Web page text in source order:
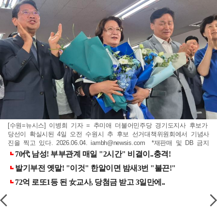
[수원=뉴시스] 이병희 기자 = 추미애 더불어민주당 경기도지사 후보가
당선이 확실시된 4일 오전 수원시 추 후보 선거대책위원회에서 기념사
진을 찍고 있다. 2026.06.04. iambh@newsis.com *재판매 및 DB 금지